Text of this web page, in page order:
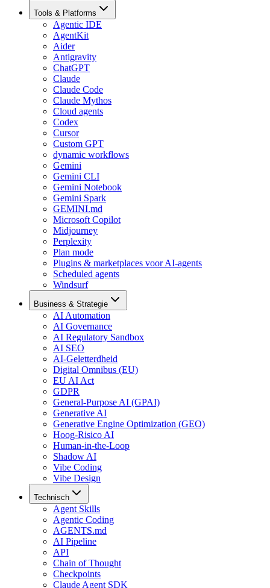
Tools & Platforms
Agentic IDE
AgentKit
Aider
Antigravity
ChatGPT
Claude
Claude Code
Claude Mythos
Cloud agents
Codex
Cursor
Custom GPT
dynamic workflows
Gemini
Gemini CLI
Gemini Notebook
Gemini Spark
GEMINI.md
Microsoft Copilot
Midjourney
Perplexity
Plan mode
Plugins & marketplaces voor AI-agents
Scheduled agents
Windsurf
Business & Strategie
AI Automation
AI Governance
AI Regulatory Sandbox
AI SEO
AI-Geletterdheid
Digital Omnibus (EU)
EU AI Act
GDPR
General-Purpose AI (GPAI)
Generative AI
Generative Engine Optimization (GEO)
Hoog-Risico AI
Human-in-the-Loop
Shadow AI
Vibe Coding
Vibe Design
Technisch
Agent Skills
Agentic Coding
AGENTS.md
AI Pipeline
API
Chain of Thought
Checkpoints
Claude Agent SDK